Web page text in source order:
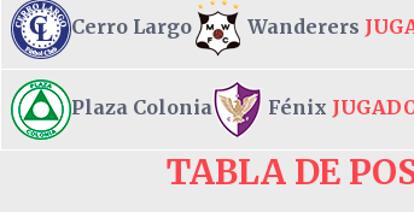
Cerro Largo Wanderers
Plaza Colonia Fénix
TABLA DE